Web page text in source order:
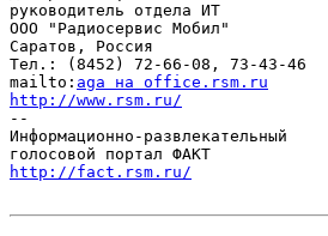
руководитель отдела ИТ
ООО "Радиосервис Мобил"
Саратов, Россия
Тел.: (8452) 72-66-08, 73-43-46
mailto: aga на office.rsm.ru
http://www.rsm.ru/
--
Информационно-развлекательный
http://fact.rsm.ru/